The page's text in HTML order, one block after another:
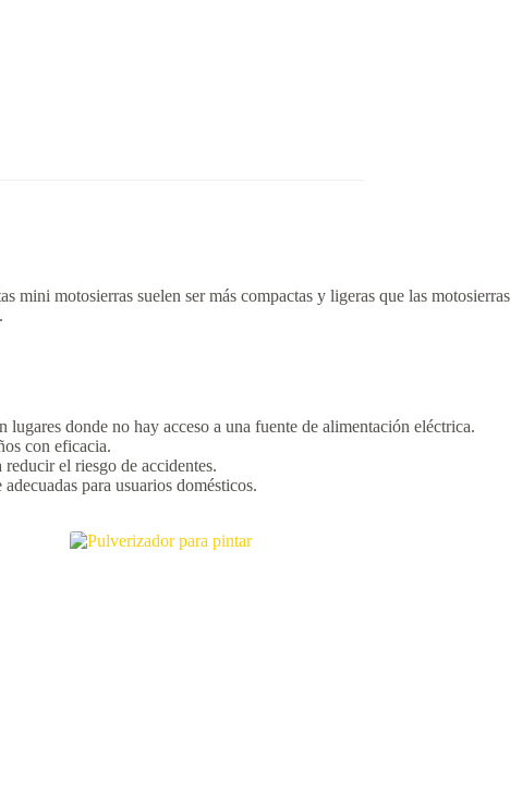
mini motosierras suelen ser más compactas y ligeras que las motosierras
donde no hay acceso a una fuente de alimentación eléctrica.
con eficacia.
el riesgo de accidentes.
para usuarios domésticos.